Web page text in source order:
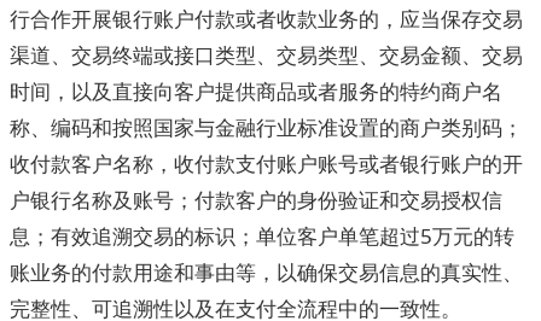
行合作开展银行账户付款或者收款业务的，应当保存交易
渠道、交易终端或接口类型、交易类型、交易金额、交易
时间，以及直接向客户提供商品或者服务的特约商户名
称、编码和按照国家与金融行业标准设置的商户类别码；
收付款客户名称，收付款支付账户账号或者银行账户的开
户银行名称及账号；付款客户的身份验证和交易授权信
息；有效追溯交易的标识；单位客户单笔超过5万元的转
账业务的付款用途和事由等，以确保交易信息的真实性、
完整性、可追溯性以及在支付全流程中的一致性。